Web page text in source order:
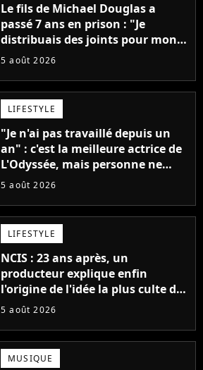
Le fils de Michael Douglas a
passé 7 ans en prison : "Je
distribuais des joints pour mon
père"
5 août 2026
LIFESTYLE
"Je n'ai pas travaillé depuis un
an" : c'est la meilleure actrice de
L'Odyssée, mais personne ne
veut lui donner de rôle au
5 août 2026
LIFESTYLE
NCIS : 23 ans après, un
producteur explique enfin
l'origine de l'idée la plus culte de
la série (et on ne parle pas du
5 août 2026
MUSIQUE